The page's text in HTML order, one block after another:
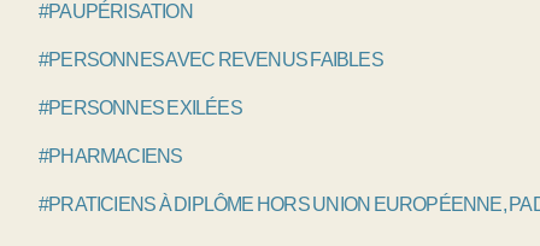
#PAUPÉRISATION
#PERSONNES AVEC REVENUS FAIBLES
#PERSONNES EXILÉES
#PHARMACIENS
#PRATICIENS À DIPLÔME HORS UNION EUROPÉENNE,